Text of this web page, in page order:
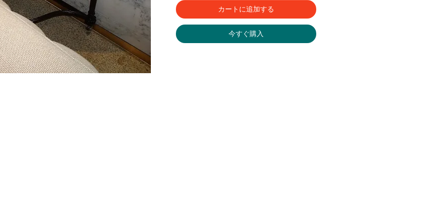
カートに追加する
今すぐ購入